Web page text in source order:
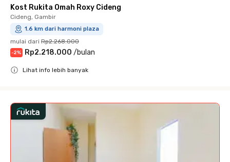
Kost Rukita Omah Roxy Cideng
Cideng, Gambir
1.6 km dari harmoni plaza
mulai dari Rp2.268.000
-2% Rp2.218.000 /bulan
Lihat info lebih banyak